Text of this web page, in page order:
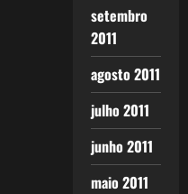
setembro
2011
agosto 2011
julho 2011
junho 2011
maio 2011